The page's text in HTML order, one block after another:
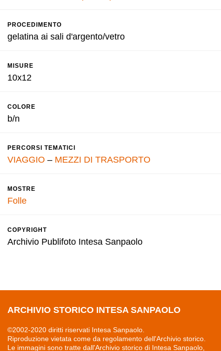
PROCEDIMENTO
gelatina ai sali d'argento/vetro
MISURE
10x12
COLORE
b/n
PERCORSI TEMATICI
VIAGGIO – MEZZI DI TRASPORTO
MOSTRE
Folle
COPYRIGHT
Archivio Publifoto Intesa Sanpaolo
ARCHIVIO STORICO INTESA SANPAOLO
©2002-2020 diritti riservati Intesa Sanpaolo.
Riproduzione vietata come da regolamento dell'Archivio storico.
Le immagini sono tratte dall'Archivio storico di Intesa Sanpaolo,